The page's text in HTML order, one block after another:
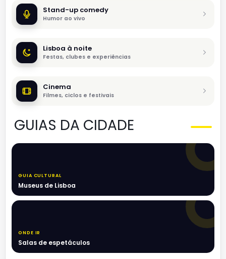
Stand-up comedy
Humor ao vivo
Lisboa à noite
Festas, clubes e experiências
Cinema
Filmes, ciclos e festivais
GUIAS DA CIDADE
GUIA CULTURAL
Museus de Lisboa
ONDE IR
Salas de espetáculos